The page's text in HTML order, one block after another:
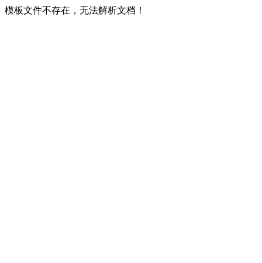
模板文件不存在，无法解析文档！